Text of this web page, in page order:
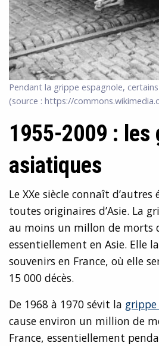
Pendant la grippe espagnole,
(source : https://
1955-2009 : les
asiatiques
Le XXe siècle connaît
toutes originaires d’Asie. La
au moins un millon de morts
essentiellement en Asie. Elle
souvenirs en France, où elle
15 000 décès.
De 1968 à 1970 sévit la grippe
cause environ un million de
France, essentiellement